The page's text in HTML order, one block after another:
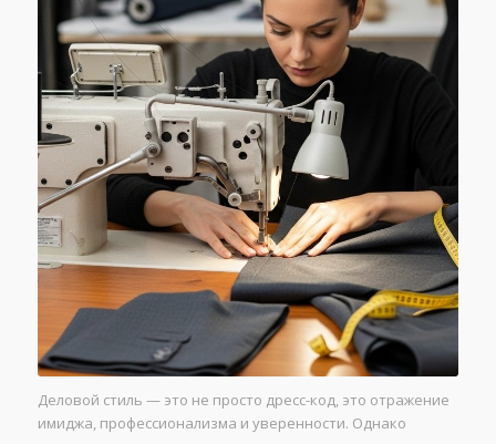
Деловой стиль — это не просто дресс-код, это отражение
имиджа, профессионализма и уверенности. Однако